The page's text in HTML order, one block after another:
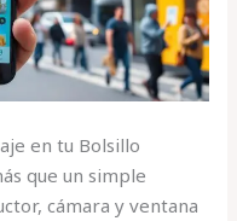
en tu Bolsillo
que un simple
cámara y ventana